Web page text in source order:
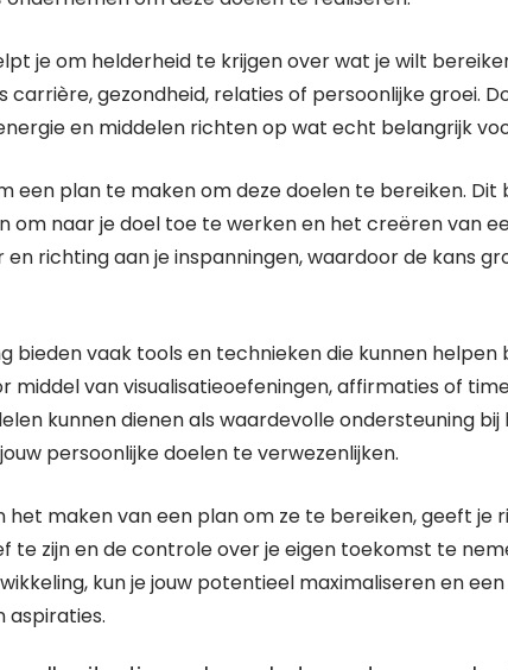
je om helderheid te krijgen over wat je wilt
carrière, gezondheid, relaties of persoonlijke groei.
en middelen richten op wat echt belangrijk
een plan te maken om deze doelen te bereiken.
om naar je doel toe te werken en het creëren van
richting aan je inspanningen, waardoor de kans
bieden vaak tools en technieken die kunnen helpen
middel van visualisatieoefeningen, affirmaties of
kunnen dienen als waardevolle ondersteuning
persoonlijke doelen te verwezenlijken.
het maken van een plan om ze te bereiken, geeft je
te zijn en de controle over je eigen toekomst te
kun je jouw potentieel maximaliseren en
aspiraties.